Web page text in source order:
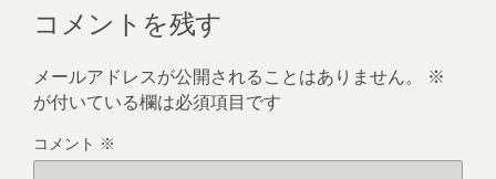
コメントを残す
メールアドレスが公開されることはありません。
※
が付いている欄は必須項目です
コメント ※